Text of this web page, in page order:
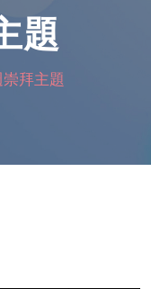
題
拜主題